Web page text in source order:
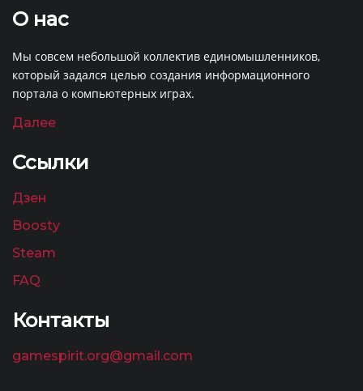
О нас
Мы совсем небольшой коллектив единомышленников,
который задался целью создания информационного
портала о компьютерных играх.
Далее
Ссылки
Дзен
Boosty
Steam
FAQ
Контакты
gamespirit.org@gmail.com